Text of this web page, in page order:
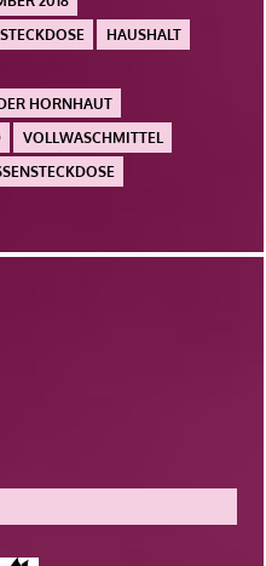
HAUSHALT
HORNHAUT
VOLLWASCHMITTEL